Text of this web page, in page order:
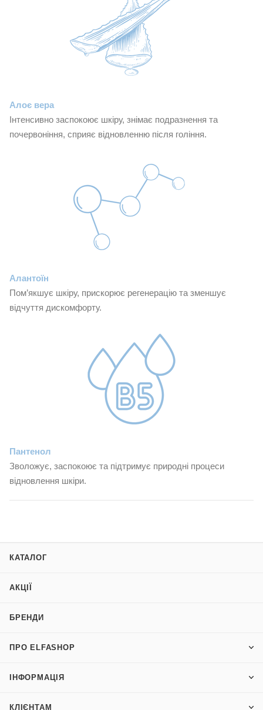
Алоє вера
Інтенсивно заспокоює шкіру, знімає подразнення та
почервоніння, сприяє відновленню після гоління.
Алантоїн
Пом’якшує шкіру, прискорює регенерацію та зменшує
відчуття дискомфорту.
Пантенол
Зволожує, заспокоює та підтримує природні процеси
відновлення шкіри.
КАТАЛОГ
АКЦІЇ
БРЕНДИ
ПРО ELFASHOP
ІНФОРМАЦІЯ
КЛІЄНТАМ